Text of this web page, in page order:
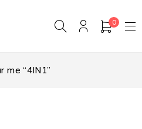
0
me “4IN1”